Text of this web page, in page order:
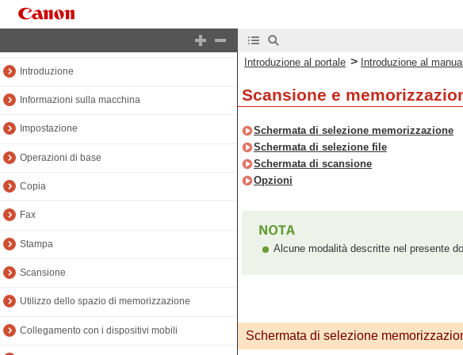
Introduzione al portale
Introduzione
Informazioni sulla macchina
Impostazione
Operazioni di base
Copia
Fax
Stampa
Scansione
Utilizzo dello spazio di memorizzazione
Collegamento con i dispositivi mobili
Introduzione al portale > Introduzione al
Scansione e
Schermata di selezione memorizzazione
Schermata di selezione file
Schermata di scansione
Opzioni
Alcune modalità descritte nel presente
Schermata di selezione